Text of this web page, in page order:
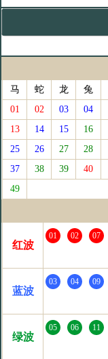
马 蛇 龙 兔
01
02 03 04
13
14 15 16
25
26 27 28
37
38 39 40
49
红波
01 02 07
蓝波
03 04 09
绿波
05 06 11